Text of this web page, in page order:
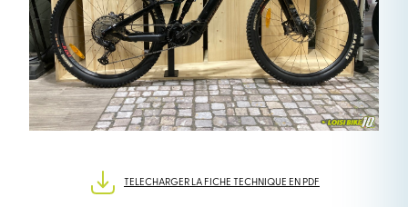
TELECHARGER LA FICHE TECHNIQUE EN PDF